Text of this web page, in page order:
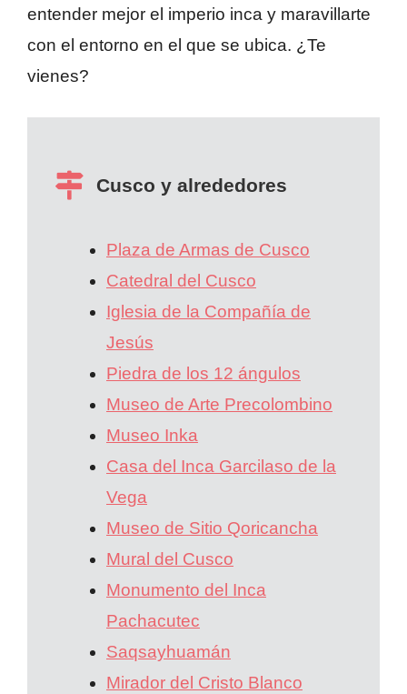
entender mejor el imperio inca y maravillarte
con el entorno en el que se ubica. ¿Te
vienes?
Cusco y alrededores
Plaza de Armas de Cusco
Catedral del Cusco
Iglesia de la Compañía de
Jesús
Piedra de los 12 ángulos
Museo de Arte Precolombino
Museo Inka
Casa del Inca Garcilaso de la
Vega
Museo de Sitio Qoricancha
Mural del Cusco
Monumento del Inca
Pachacutec
Saqsayhuamán
Mirador del Cristo Blanco